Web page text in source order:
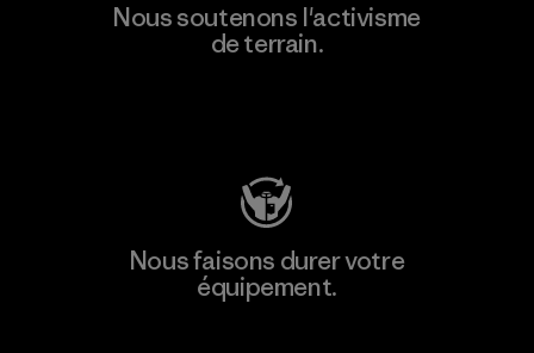
Nous soutenons l'activisme
de terrain.
Nous faisons durer votre
équipement.